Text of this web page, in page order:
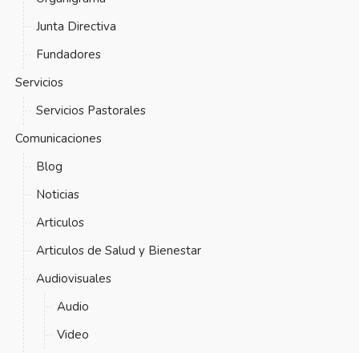
Junta Directiva
Fundadores
Servicios
Servicios Pastorales
Comunicaciones
Blog
Noticias
Articulos
Articulos de Salud y Bienestar
Audiovisuales
Audio
Video